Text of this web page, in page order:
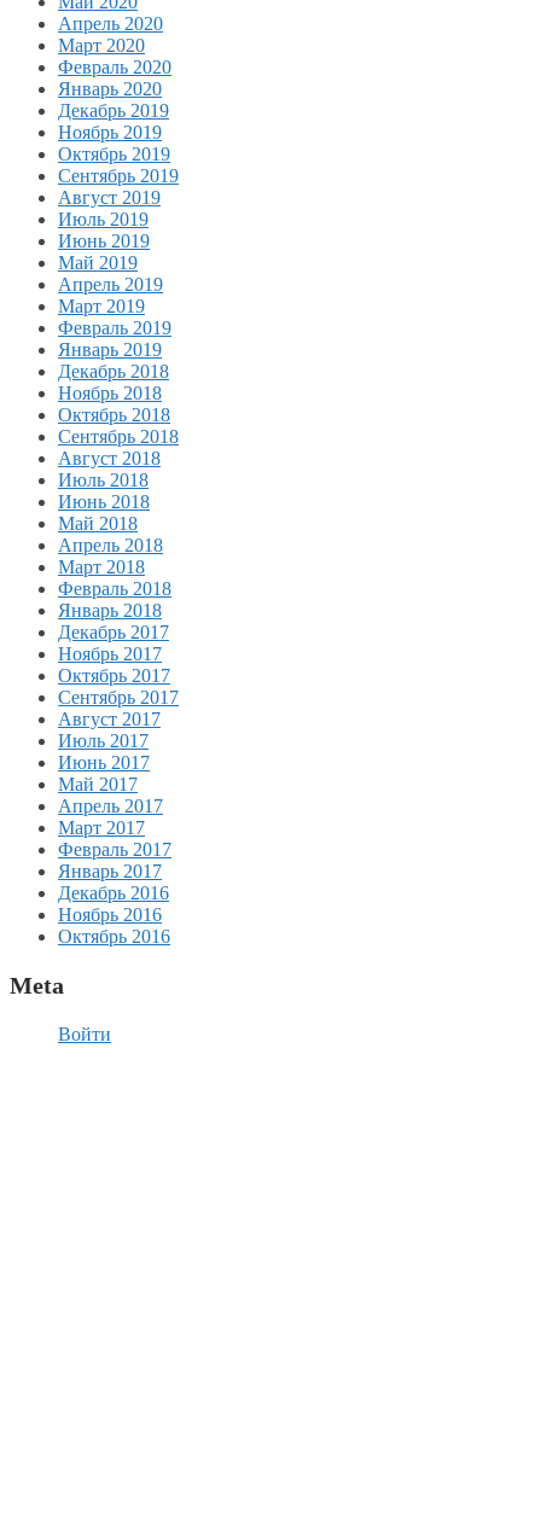
Апрель 2020
Март 2020
Февраль 2020
Январь 2020
Декабрь 2019
Ноябрь 2019
Октябрь 2019
Сентябрь 2019
Август 2019
Июль 2019
Июнь 2019
Май 2019
Апрель 2019
Март 2019
Февраль 2019
Январь 2019
Декабрь 2018
Ноябрь 2018
Октябрь 2018
Сентябрь 2018
Август 2018
Июль 2018
Июнь 2018
Май 2018
Апрель 2018
Март 2018
Февраль 2018
Январь 2018
Декабрь 2017
Ноябрь 2017
Октябрь 2017
Сентябрь 2017
Август 2017
Июль 2017
Июнь 2017
Май 2017
Апрель 2017
Март 2017
Февраль 2017
Январь 2017
Декабрь 2016
Ноябрь 2016
Октябрь 2016
Meta
Войти